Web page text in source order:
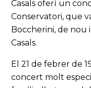
Casals oferí un
Conservatori, que
Boccherini, de
Casals.
El 21 de febrer de
concert molt